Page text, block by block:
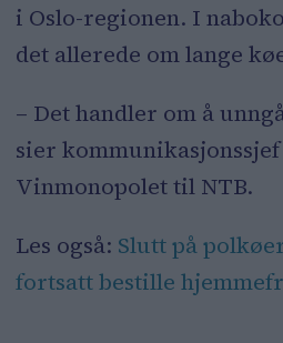
i Oslo-regionen. I
det allerede om lange
– Det handler om å
sier kommunikasjonssjef
Vinmonopolet til NTB.
Les også: Slutt på
fortsatt bestille